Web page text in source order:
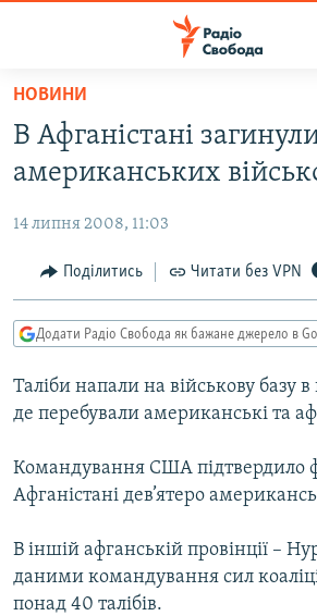
Перейти
основного
матеріалу
Перейти
до
навігації
Перейти
до
РАДІО СВОБОДА – 70 РОКІВ
ВСЕ ЗА ДОБУ
СТАТТІ
ПОЛІТИКА
ЕКОНОМІКА
КУЛЬТУРА
СПОРТ
УКРАЇНА
СВІТ
ВІЙНА
РОСІЙСЬКА «ФІЛЬТРАЦІЯ»
КРИМ.РЕАЛІЇ
ТИ ЯК?
СХЕМИ
КИТАЙ.ВИКЛИКИ
МУЛЬТИМЕДІА
ФОТО
СПЕЦПРОЄКТИ
НОВИНИ
В Афганістані
американських
14 липня 2008, 11:03
Поділитись Читати без VPN
Додати Радіо Свобода як бажане джерело в
Таліби напали на військову базу в
де перебували американські та
Командування США підтвердило
Афганістані дев’ятеро
В іншій афганській провінції –
даними командування сил
понад 40 талібів.